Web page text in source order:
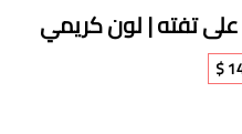
على تفته | لون كريمي